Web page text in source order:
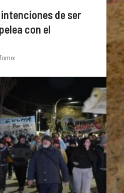
de ser
con el